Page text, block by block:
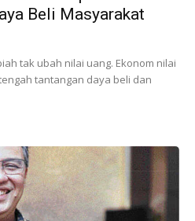
Beli Masyarakat
tak ubah nilai uang. Ekonom nilai
tantangan daya beli dan